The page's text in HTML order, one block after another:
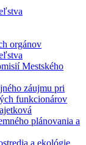
orgánov
Mestského
záujmu pri
funkcionárov
plánovania a